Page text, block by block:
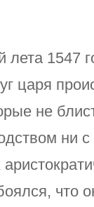
лета 1547
царя
не
ни
что